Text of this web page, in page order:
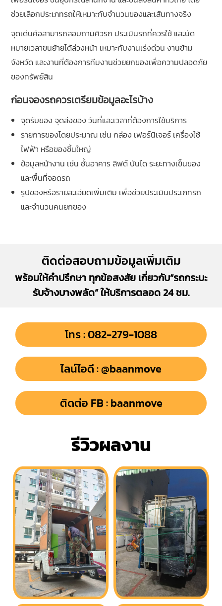
ช่วยเลือกประเภทรถให้เหมาะกับจำนวนของและเส้นทางจริง
จุดเด่นคือสามารถสอบถามคิวรถ ประเมินรถที่ควรใช้ และนัด
หมายเวลาขนย้ายได้ล่วงหน้า เหมาะกับงานเร่งด่วน งานข้าม
จังหวัด และงานที่ต้องการทีมงานช่วยยกของเพื่อความปลอดภัย
ของทรัพย์สิน
ก่อนจองรถควรเตรียมข้อมูลอะไรบ้าง
จุดรับของ จุดส่งของ วันที่และเวลาที่ต้องการใช้บริการ
รายการของโดยประมาณ เช่น กล่อง เฟอร์นิเจอร์ เครื่องใช้
ไฟฟ้า หรือของชิ้นใหญ่
ข้อมูลหน้างาน เช่น ชั้นอาคาร ลิฟต์ บันได ระยะทางเข็นของ
และพื้นที่จอดรถ
รูปของหรือรายละเอียดเพิ่มเติม เพื่อช่วยประเมินประเภทรถ
และจำนวนคนยกของ
ติดต่อสอบถามข้อมูลเพิ่มเติม
พร้อมให้คำปรึกษา ทุกข้อสงสัย เกี่ยวกับ“รถกระบะ
รับจ้างบางพลัด” ให้บริการตลอด 24 ชม.
โทร : 082-279-1088
ไลน์ไอดี : @baanmove
ติดต่อ FB : baanmove
รีวิวผลงาน